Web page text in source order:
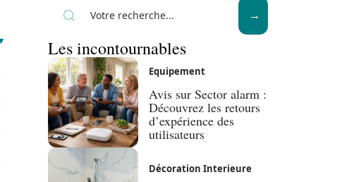
Les incontournables
Equipement
Avis sur Sector alarm :
Découvrez les retours
d’expérience des
utilisateurs
Décoration Interieure